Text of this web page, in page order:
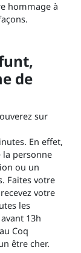
hommage à
de
sur
En effet,
la personne
ou un
Faites votre
votre
les
13h
Coq
être cher.